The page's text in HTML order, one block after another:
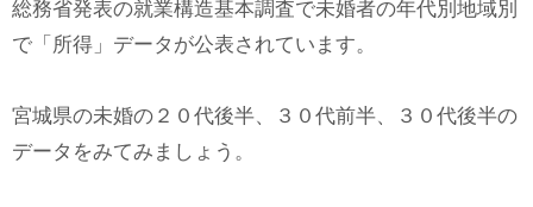
総務省発表の就業構造基本調査で未婚者の年代別地域別
で「所得」データが公表されています。
宮城県の未婚の２０代後半、３０代前半、３０代後半の
データをみてみましょう。